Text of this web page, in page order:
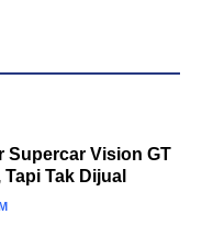
Supercar Vision GT
Tak Dijual